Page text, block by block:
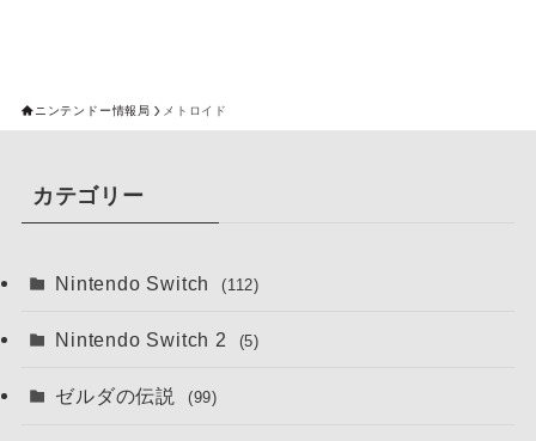
ニンテンドー情報局 メトロイド
カテゴリー
Nintendo Switch (112)
Nintendo Switch 2 (5)
ゼルダの伝説 (99)